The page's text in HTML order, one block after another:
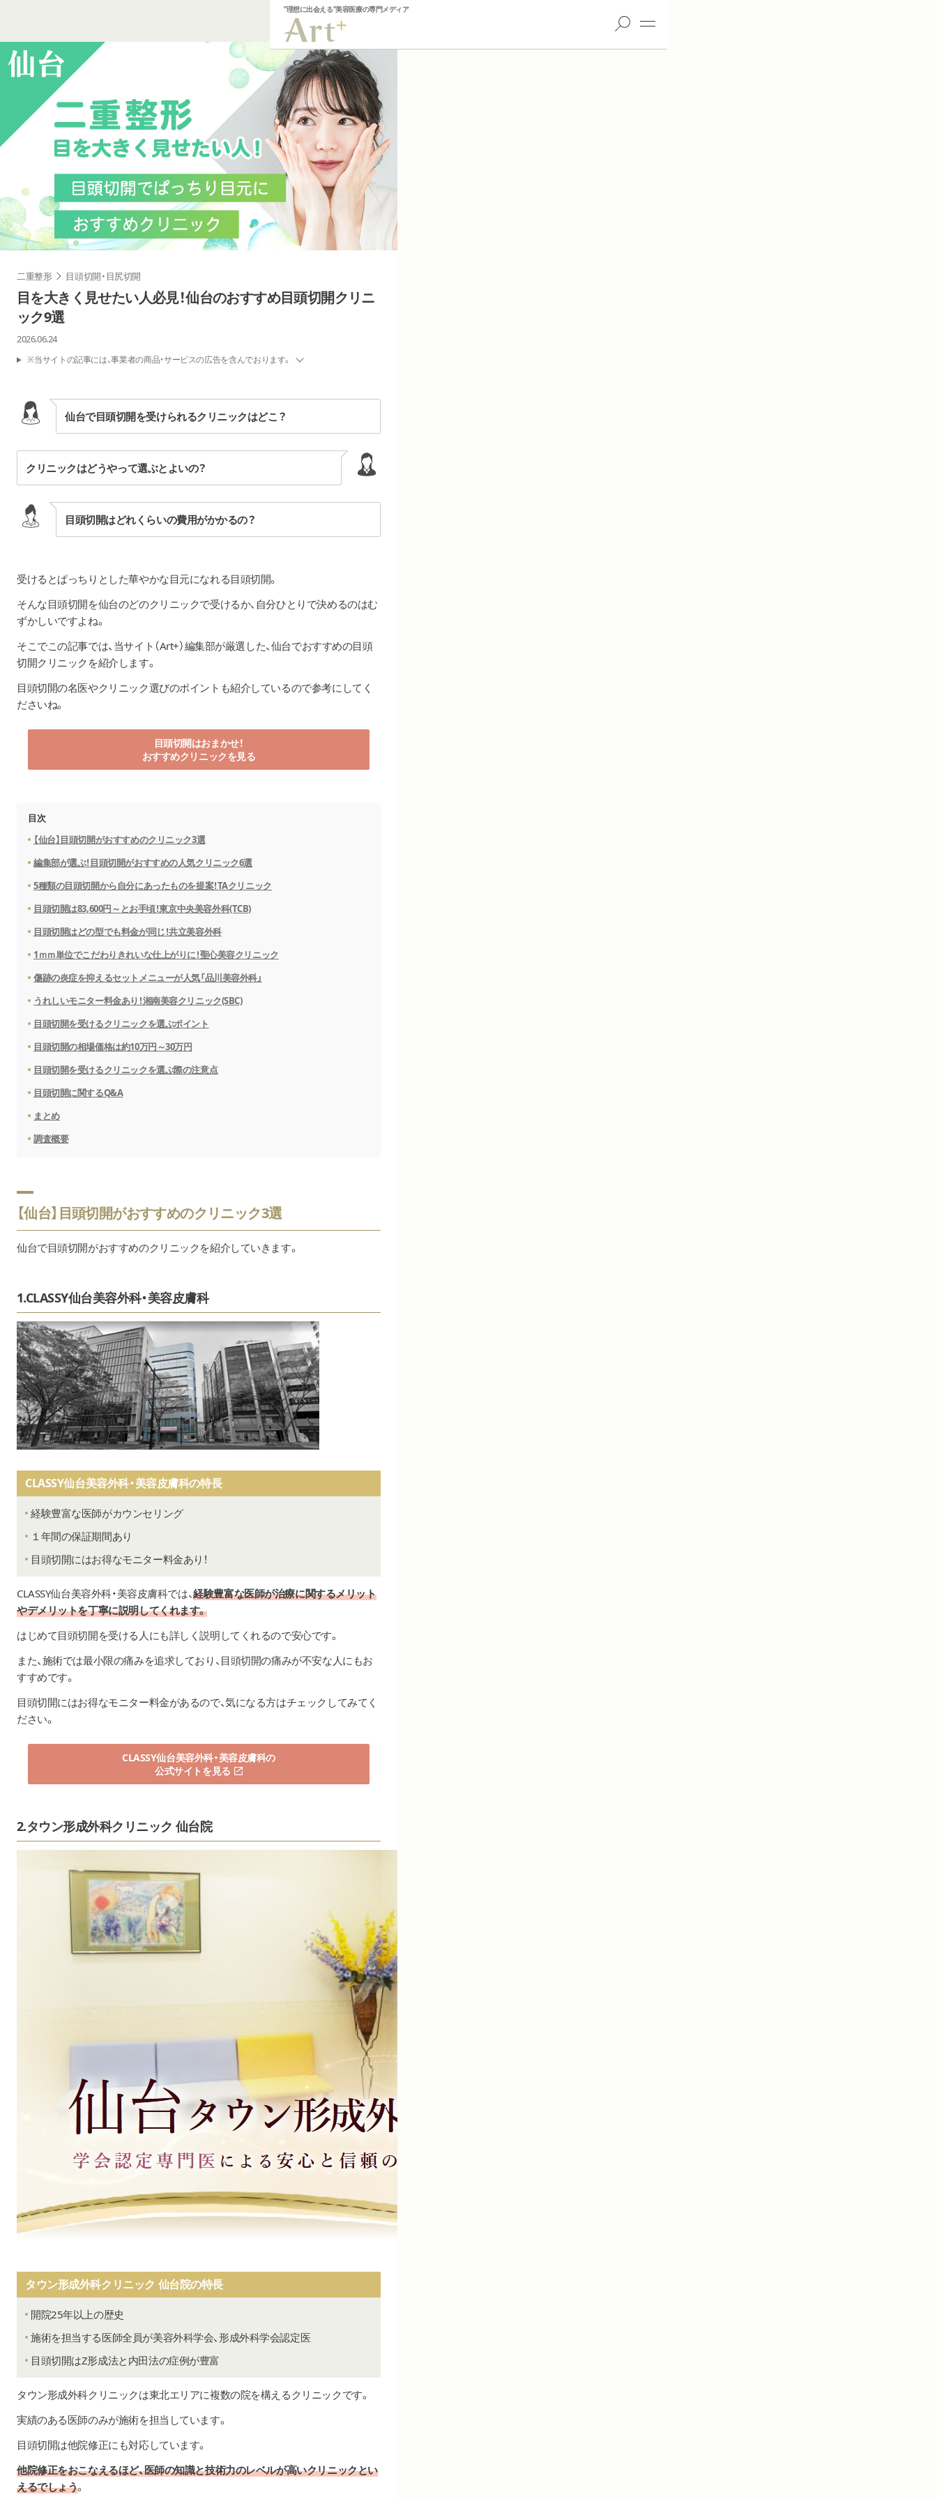
”理想に出会える”美容医療の専門メディア
二重整形 目頭切開・目尻切開
目を大きく見せたい人必見！仙台のおすすめ目頭切開クリニ
ック9選
2026.06.24
※当サイトの記事には、事業者の商品・サービスの広告を含んでおります。
仙台で目頭切開を受けられるクリニックはどこ？
クリニックはどうやって選ぶとよいの？
目頭切開はどれくらいの費用がかかるの？
受けるとぱっちりとした華やかな目元になれる目頭切開。
そんな目頭切開を仙台のどのクリニックで受けるか、自分ひとりで決めるのはむ
ずかしいですよね。
そこでこの記事では、当サイト（Art+）編集部が厳選した、仙台でおすすめの目頭
切開クリニックを紹介します。
目頭切開の名医やクリニック選びのポイントも紹介しているので参考にしてく
ださいね。
目頭切開はおまかせ！
おすすめクリニックを見る
目次
【仙台】目頭切開がおすすめのクリニック3選
編集部が選ぶ！目頭切開がおすすめの人気クリニック6選
5種類の目頭切開から自分にあったものを提案！TAクリニック
目頭切開は83,600円～とお手頃！東京中央美容外科(TCB)
目頭切開はどの型でも料金が同じ！共立美容外科
1ｍｍ単位でこだわりきれいな仕上がりに！聖心美容クリニック
傷跡の炎症を抑えるセットメニューが人気「品川美容外科」
うれしいモニター料金あり！湘南美容クリニック(SBC)
目頭切開を受けるクリニックを選ぶポイント
目頭切開の相場価格は約10万円～30万円
目頭切開を受けるクリニックを選ぶ際の注意点
目頭切開に関するQ&A
まとめ
調査概要
【仙台】目頭切開がおすすめのクリニック3選
仙台で目頭切開がおすすめのクリニックを紹介していきます。
1.CLASSY仙台美容外科・美容皮膚科
CLASSY仙台美容外科・美容皮膚科の特長
経験豊富な医師がカウンセリング
１年間の保証期間あり
目頭切開にはお得なモニター料金あり！
CLASSY仙台美容外科・美容皮膚科では、経験豊富な医師が治療に関するメリット
やデメリットを丁寧に説明してくれます。
はじめて目頭切開を受ける人にも詳しく説明してくれるので安心です。
また、施術では最小限の痛みを追求しており、目頭切開の痛みが不安な人にもお
すすめです。
目頭切開にはお得なモニター料金があるので、気になる方はチェックしてみてく
ださい。
CLASSY仙台美容外科・美容皮膚科の
公式サイトを見る
2.タウン形成外科クリニック 仙台院
タウン形成外科クリニック 仙台院の特長
開院25年以上の歴史
施術を担当する医師全員が美容外科学会、形成外科学会認定医
目頭切開はZ形成法と内田法の症例が豊富
タウン形成外科クリニックは東北エリアに複数の院を構えるクリニックです。
実績のある医師のみが施術を担当しています。
目頭切開は他院修正にも対応しています。
他院修正をおこなえるほど、医師の知識と技術力のレベルが高いクリニックとい
えるでしょう。